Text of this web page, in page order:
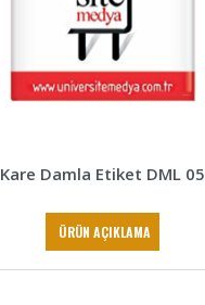
Kare Damla Etiket DML 05
ÜRÜN AÇIKLAMA